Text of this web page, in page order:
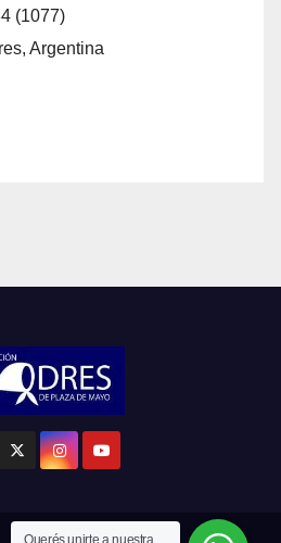
(1077)
Argentina
Querés unirte a nuestra